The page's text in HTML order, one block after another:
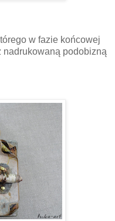
w fazie końcowej
nadrukowaną podobizną